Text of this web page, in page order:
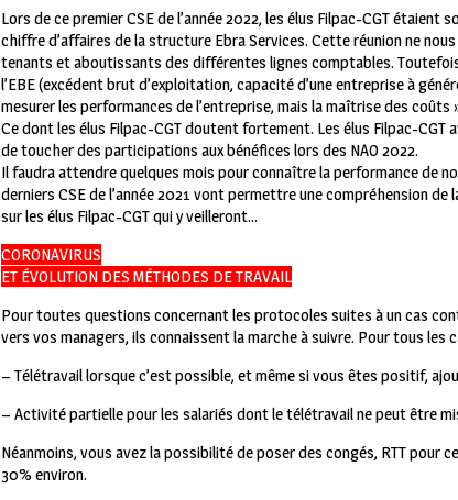
Lors de ce premier CSE de l’année 2022, les élus Filpac-CGT
chiffre d’affaires de la structure Ebra Services. Cette réunion ne
tenants et aboutissants des différentes lignes comptables.
l’EBE (excédent brut d’exploitation, capacité d’une entreprise à
mesurer les performances de l’entreprise, mais la maîtrise des coûts
Ce dont les élus Filpac-CGT doutent fortement. Les élus Filpac-
de toucher des participations aux bénéfices lors des NAO 2022.
Il faudra attendre quelques mois pour connaître la performance de
derniers CSE de l’année 2021 vont permettre une compréhension
sur les élus Filpac-CGT qui y veilleront…
CORONAVIRUS
ET ÉVOLUTION DES MÉTHODES DE TRAVAIL
Pour toutes questions concernant les protocoles suites à un cas
vers vos managers, ils connaissent la marche à suivre. Pour tous
– Télétravail lorsque c’est possible, et même si vous êtes positif,
– Activité partielle pour les salariés dont le télétravail ne peut être
Néanmoins, vous avez la possibilité de poser des congés, RTT pour
30% environ.